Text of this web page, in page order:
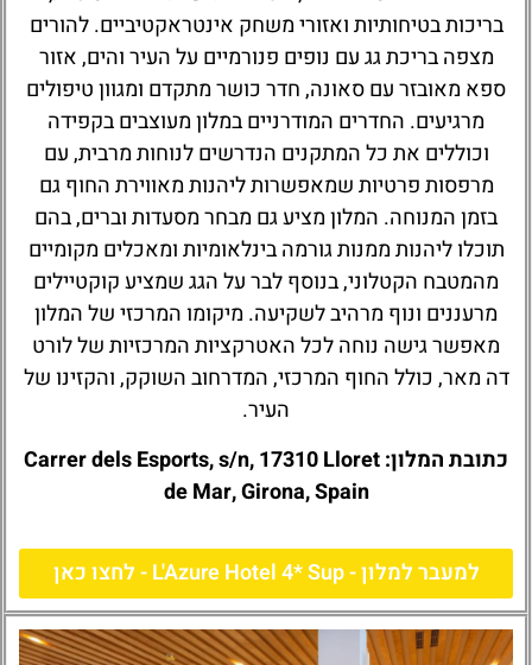
בריכות בטיחותיות ואזורי משחק אינטראקטיביים. להורים
מצפה בריכת גג עם נופים פנורמיים על העיר והים, אזור
ספא מאובזר עם סאונה, חדר כושר מתקדם ומגוון טיפולים
מרגיעים. החדרים המודרניים במלון מעוצבים בקפידה
וכוללים את כל המתקנים הנדרשים לנוחות מרבית, עם
מרפסות פרטיות שמאפשרות ליהנות מאווירת החוף גם
בזמן המנוחה. המלון מציע גם מבחר מסעדות וברים, בהם
תוכלו ליהנות ממנות גורמה בינלאומיות ומאכלים מקומיים
מהמטבח הקטלוני, בנוסף לבר על הגג שמציע קוקטיילים
מרעננים ונוף מרהיב לשקיעה. מיקומו המרכזי של המלון
מאפשר גישה נוחה לכל האטרקציות המרכזיות של לורט
דה מאר, כולל החוף המרכזי, המדרחוב השוקק, והקזינו של
העיר.
כתובת המלון: Carrer dels Esports, s/n, 17310 Lloret
de Mar, Girona, Spain
למעבר למלון - L'Azure Hotel 4* Sup - לחצו כאן